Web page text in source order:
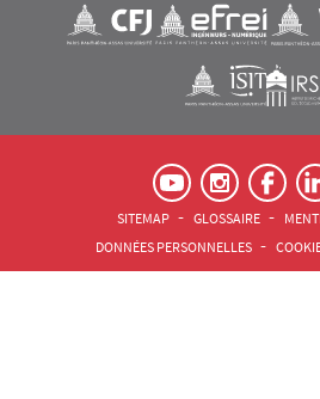
Visuel svgVisuel svg
Visuel svgVisuel
Pied de page Assas Principal
SITEMAP GLOSSAIRE
DONNÉES PERSONNELLES